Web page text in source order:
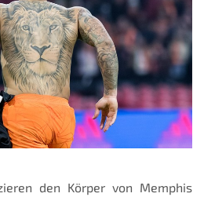
den Körper von Memphis